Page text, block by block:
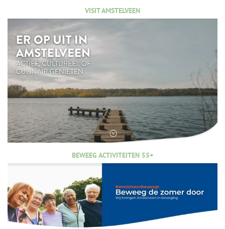
VISIT AMSTELVEEN
BEWEEG ACTIVITEITEN 55+